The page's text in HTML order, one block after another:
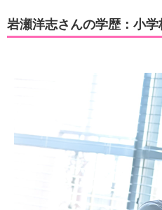
岩瀬洋志さんの学歴：小学